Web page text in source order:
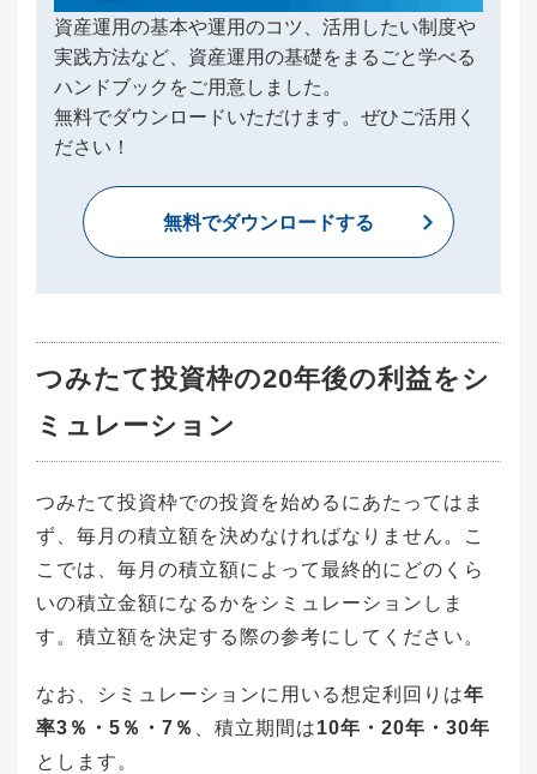
資産運用の基本や運用のコツ、活用したい制度や
実践方法など、資産運用の基礎をまるごと学べる
ハンドブックをご用意しました。
無料でダウンロードいただけます。ぜひご活用く
ださい！
無料でダウンロードする
つみたて投資枠の20年後の利益をシ
ミュレーション
つみたて投資枠での投資を始めるにあたってはま
ず、毎月の積立額を決めなければなりません。こ
こでは、毎月の積立額によって最終的にどのくら
いの積立金額になるかをシミュレーションしま
す。積立額を決定する際の参考にしてください。
なお、シミュレーションに用いる想定利回りは年
率3％・5％・7％ 、積立期間は10年・20年・30年
とします。